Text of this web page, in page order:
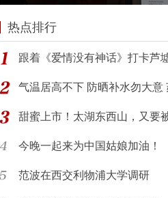
热点排行
跟着《爱情没有神话》打卡芦
气温居高不下 防晒补水勿大意
甜蜜上市！太湖东西山，又要
今晚一起来为中国姑娘加油！
范波在西交利物浦大学调研